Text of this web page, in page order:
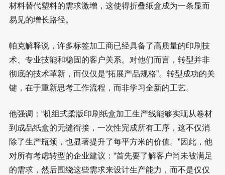
材料替代塑料的需求激增，这使得折叠纸盒成为一条显而
易见的增长路径。
帕克解释说，许多标签加工商已经具备了高质量的印刷技
术、专业技能和稳固的客户关系。对他们而言，转型并非
彻底的技术革新，而仅仅是“拓展产品规格”。转型成功的关
键，在于重新思考工作流程，而非学习全新的工艺。
他强调：“机组式柔版印刷纸盒加工生产线能够实现从卷材
到成品纸盒的无缝衔接，一次性完成所有工序，这不仅消
除了生产瓶颈，也显著提升了每平方米的价值。”因此，他
对所有考虑转型的企业建议：“首先要了解客户尚未被满足
的需求，然后围绕这些需求来设计生产能力，而不是仅仅